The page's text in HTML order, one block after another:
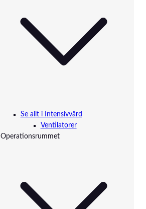
Se allt i Intensivvård
Ventilatorer
Operationsrummet